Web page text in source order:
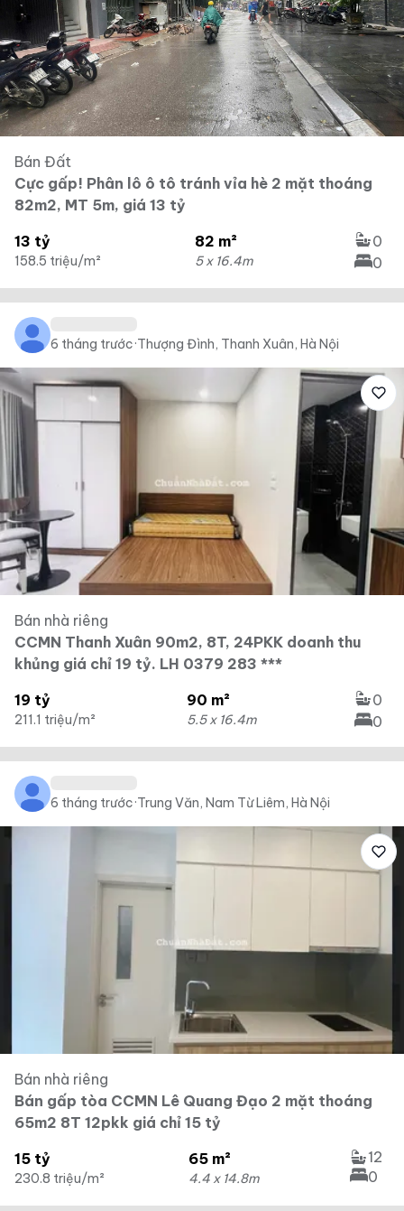
Bán Đất
Cực gấp! Phân lô ô tô tránh vỉa hè 2 mặt thoáng
82m2, MT 5m, giá 13 tỷ
13 tỷ
158.5 triệu/m²
82 m²
5 x 16.4m
0
0
6 tháng trước·Thượng Đình, Thanh Xuân, Hà Nội
Bán nhà riêng
CCMN Thanh Xuân 90m2, 8T, 24PKK doanh thu
khủng giá chỉ 19 tỷ. LH 0379 283 ***
19 tỷ
211.1 triệu/m²
90 m²
5.5 x 16.4m
0
0
6 tháng trước·Trung Văn, Nam Từ Liêm, Hà Nội
Bán nhà riêng
Bán gấp tòa CCMN Lê Quang Đạo 2 mặt thoáng
65m2 8T 12pkk giá chỉ 15 tỷ
15 tỷ
230.8 triệu/m²
65 m²
4.4 x 14.8m
12
0